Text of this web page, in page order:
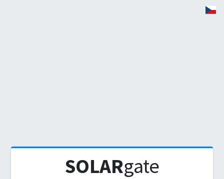
SOLARgate